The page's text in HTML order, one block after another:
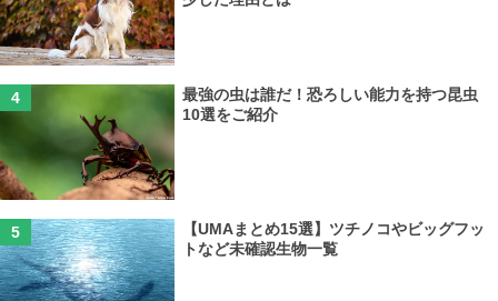
最強の虫は誰だ！恐ろしい能力を持つ昆虫
10選をご紹介
【UMAまとめ15選】ツチノコやビッグフッ
トなど未確認生物一覧